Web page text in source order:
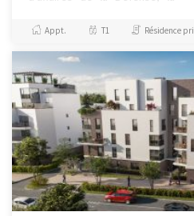
Paris Rueil présente une
situati...
Appt. T1 Résidence principale / PTZ